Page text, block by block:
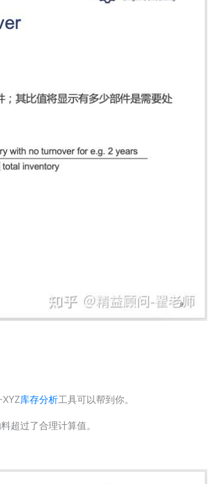
库存分析工具可以帮到你。
超过了合理计算值。